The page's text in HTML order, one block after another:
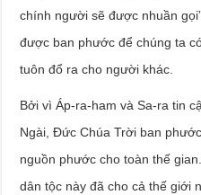
chính người sẽ được nhuần
được ban phước để chúng ta
tuôn đổ ra cho người khác.
Bởi vì Áp-ra-ham và Sa-ra tin
Ngài, Đức Chúa Trời ban
nguồn phước cho toàn thế
dân tộc này đã cho cả thế giới